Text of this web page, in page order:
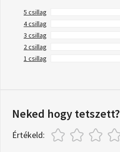
5 csillag
4 csillag
3 csillag
2 csillag
1 csillag
Neked hogy tetszett?
Értékeld: